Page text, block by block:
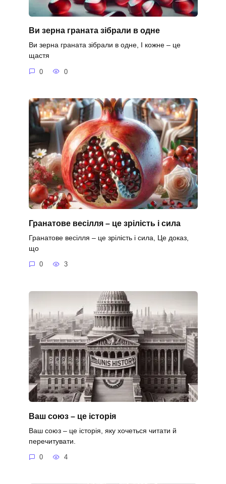
Ви зерна граната зібрали в одне
Ви зерна граната зібрали в одне, І кожне – це
щастя
0 0
Гранатове весілля – це зрілість і сила
Гранатове весілля – це зрілість і сила, Це доказ,
що
0 3
Ваш союз – це історія
Ваш союз – це історія, яку хочеться читати й
перечитувати.
0 4